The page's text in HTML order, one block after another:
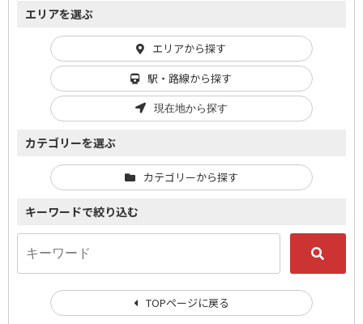
エリアを選ぶ
エリアから探す
駅・路線から探す
現在地から探す
カテゴリーを選ぶ
カテゴリーから探す
キーワードで絞り込む
TOPページに戻る